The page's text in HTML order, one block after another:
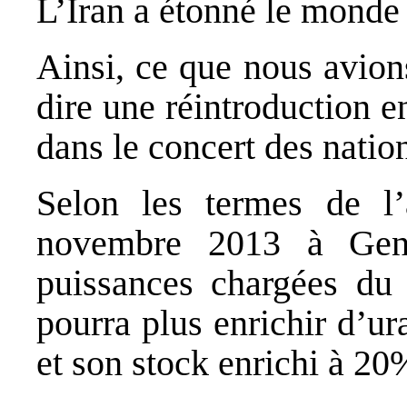
L’Iran a étonné le
Ainsi, ce que nous
dire une réintroduction
dans le concert des
Selon les termes de
novembre 2013 à
puissances chargées
pourra plus enrichir
et son stock enrichi à